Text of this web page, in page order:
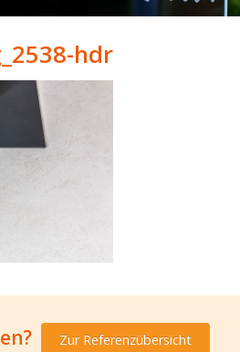
hdr
Zur Referenzübersicht